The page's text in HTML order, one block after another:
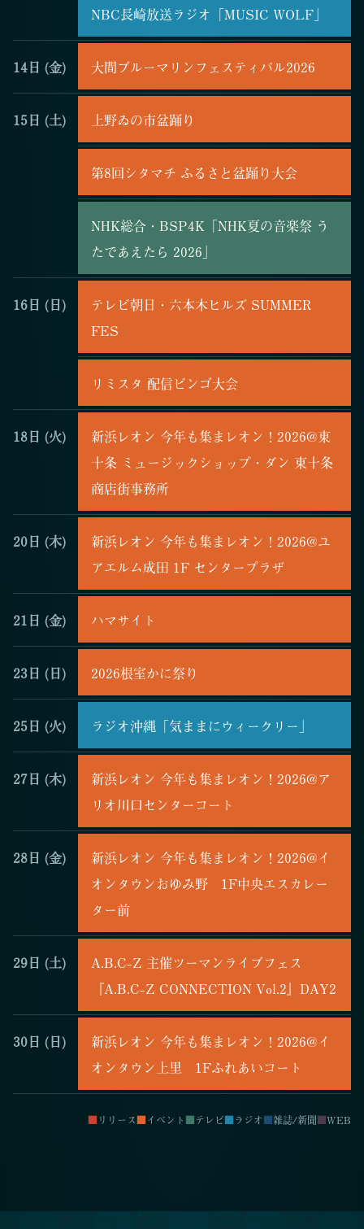
NBC長崎放送ラジオ「MUSIC WOLF」
14日 (金) 大間ブルーマリンフェスティバル2026
15日 (土) 上野ゐの市盆踊り
第8回シタマチ ふるさと盆踊り大会
NHK総合・BSP4K「NHK夏の音楽祭 う
たであえたら 2026」
16日 (日)
テレビ朝日・六本木ヒルズ SUMMER
FES
リミスタ 配信ビンゴ大会
18日 (火)
新浜レオン 今年も集まレオン！2026@東
十条 ミュージックショップ・ダン 東十条
商店街事務所
20日 (木)
新浜レオン 今年も集まレオン！2026@ユ
アエルム成田 1F センタープラザ
21日 (金) ハマサイト
23日 (日) 2026根室かに祭り
25日 (火) ラジオ沖縄「気ままにウィークリー」
27日 (木)
新浜レオン 今年も集まレオン！2026@ア
リオ川口センターコート
28日 (金)
新浜レオン 今年も集まレオン！2026@イ
オンタウンおゆみ野 1F中央エスカレー
ター前
29日 (土)
A.B.C-Z 主催ツーマンライブフェス
『A.B.C-Z CONNECTION Vol.2』DAY2
30日 (日)
新浜レオン 今年も集まレオン！2026@イ
オンタウン上里 1Fふれあいコート
■リリース■イベント ■テレビ■ラジオ■雑誌/新聞■WEB